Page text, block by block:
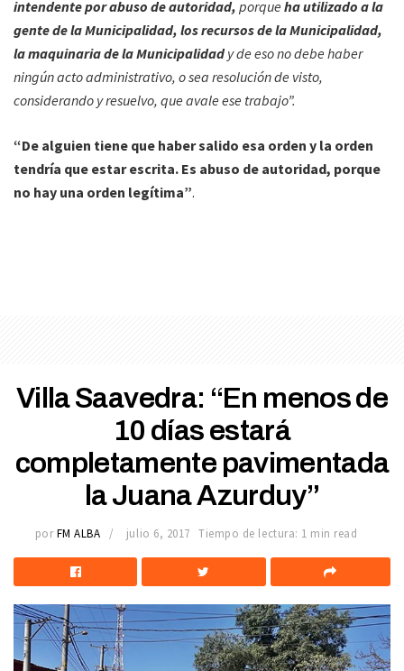
intendente por abuso de autoridad, porque ha utilizado a la
gente de la Municipalidad, los recursos de la Municipalidad,
la maquinaria de la Municipalidady de eso no debe haber
ningún acto administrativo, o sea resolución de visto,
considerando y resuelvo, que avale ese trabajo”.
“De alguien tiene que haber salido esa orden y la orden
tendría que estar escrita. Es abuso de autoridad, porque
no hay una orden legítima”.
Villa Saavedra: “En menos de
10 días estará
completamente pavimentada
la Juana Azurduy”
por FM ALBA julio 6, 2017 Tiempo de lectura: 1 min read